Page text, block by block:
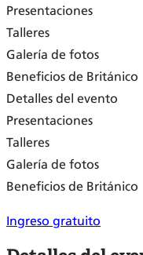
Presentaciones
Talleres
Galería de fotos
Beneficios de Británico
Detalles del evento
Presentaciones
Talleres
Galería de fotos
Beneficios de Británico
Ingreso gratuito